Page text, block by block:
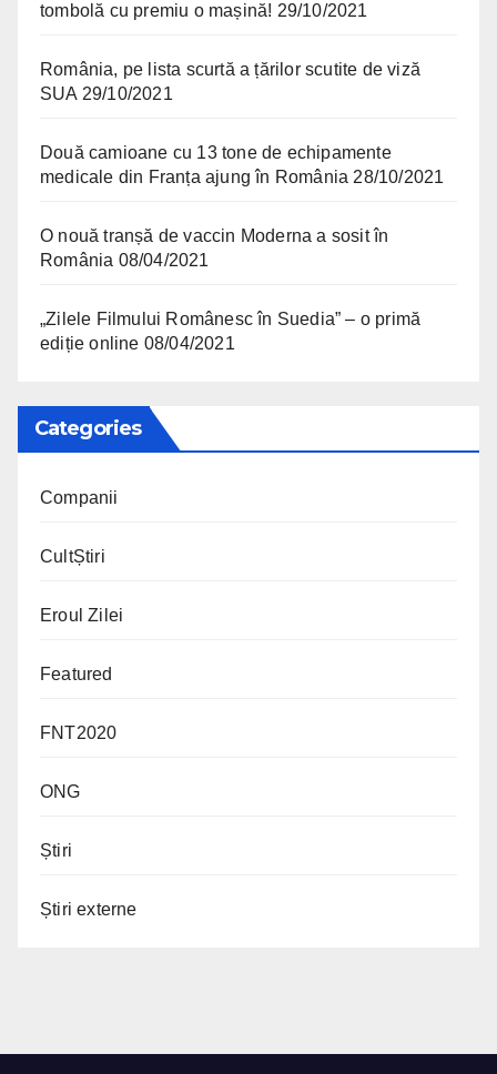
tombolă cu premiu o mașină! 29/10/2021
România, pe lista scurtă a țărilor scutite de viză
SUA 29/10/2021
Două camioane cu 13 tone de echipamente
medicale din Franța ajung în România 28/10/2021
O nouă tranșă de vaccin Moderna a sosit în
România 08/04/2021
„Zilele Filmului Românesc în Suedia” – o primă
ediție online 08/04/2021
Categories
Companii
CultȘtiri
Eroul Zilei
Featured
FNT2020
ONG
Știri
Știri externe